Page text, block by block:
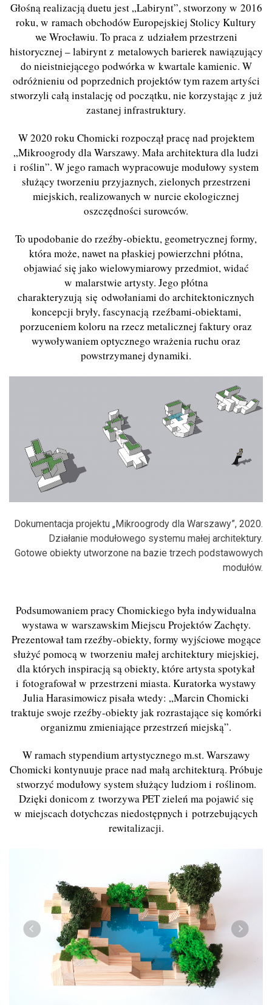
Głośną realizacją duetu jest „Labirynt”, stworzony w 2016
roku, w ramach obchodów Europejskiej Stolicy Kultury
we Wrocławiu. To praca z udziałem przestrzeni
historycznej – labirynt z metalowych barierek nawiązujący
do nieistniejącego podwórka w kwartale kamienic. W
odróżnieniu od poprzednich projektów tym razem artyści
stworzyli całą instalację od początku, nie korzystając z już
zastanej infrastruktury.
W 2020 roku Chomicki rozpoczął pracę nad projektem
„Mikroogrody dla Warszawy. Mała architektura dla ludzi
i roślin”. W jego ramach wypracowuje modułowy system
służący tworzeniu przyjaznych, zielonych przestrzeni
miejskich, realizowanych w nurcie ekologicznej
oszczędności surowców.
To upodobanie do rzeźby-obiektu, geometrycznej formy,
która może, nawet na płaskiej powierzchni płótna,
objawiać się jako wielowymiarowy przedmiot, widać
w malarstwie artysty. Jego płótna
charakteryzują się odwołaniami do architektonicznych
koncepcji bryły, fascynacją rzeźbami-obiektami,
porzuceniem koloru na rzecz metalicznej faktury oraz
wywoływaniem optycznego wrażenia ruchu oraz
powstrzymanej dynamiki.
Dokumentacja projektu „Mikroogrody dla Warszawy”, 2020.
Działanie modułowego systemu małej architektury.
Gotowe obiekty utworzone na bazie trzech podstawowych
modułów.
Podsumowaniem pracy Chomickiego była indywidualna
wystawa w warszawskim Miejscu Projektów Zachęty.
Prezentował tam rzeźby-obiekty, formy wyjściowe mogące
służyć pomocą w tworzeniu małej architektury miejskiej,
dla których inspiracją są obiekty, które artysta spotykał
i fotografował w przestrzeni miasta. Kuratorka wystawy
Julia Harasimowicz pisała wtedy: „Marcin Chomicki
traktuje swoje rzeźby-obiekty jak rozrastające się komórki
organizmu zmieniające przestrzeń miejską”.
W ramach stypendium artystycznego m.st. Warszawy
Chomicki kontynuuje prace nad małą architekturą. Próbuje
stworzyć modułowy system służący ludziom i roślinom.
Dzięki donicom z tworzywa PET zieleń ma pojawić się
w miejscach dotychczas niedostępnych i potrzebujących
rewitalizacji.